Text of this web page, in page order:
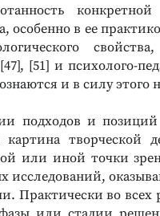
особенно в ее
[51] и психолого-
и в силу этого
подходов и
творческой
или иной точки
исследований,
Практически во всех